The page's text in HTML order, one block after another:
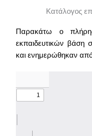
Κατάλογος
Παρακάτω ο
εκπαιδευτικών βάση
και ενημερώθηκαν
Ενισχυτικής
2025-
2026